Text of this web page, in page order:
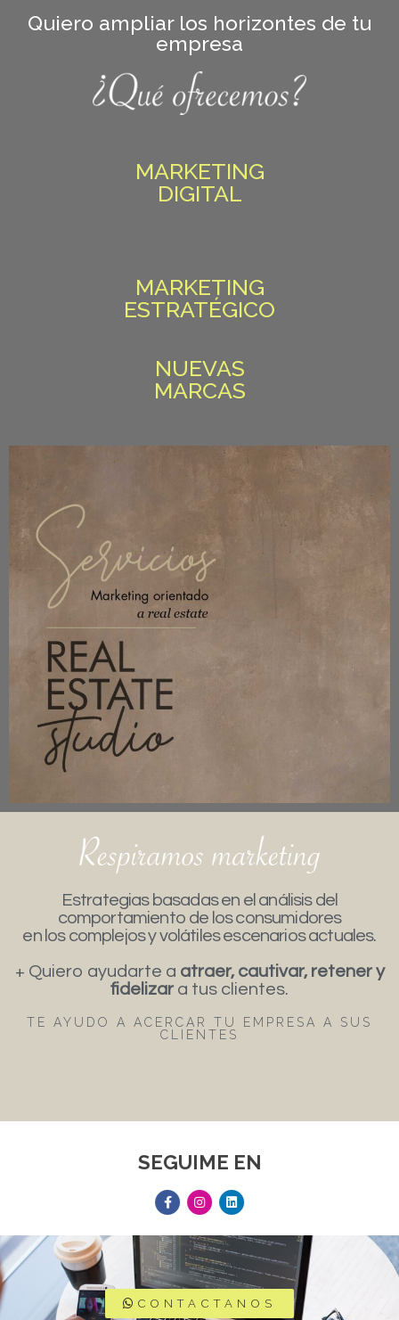
Quiero ampliar los horizontes de tu
empresa
MARKETING
DIGITAL
MARKETING
ESTRATÉGICO
NUEVAS
MARCAS
Estrategias basadas en el análisis del
comportamiento de los consumidores
en los complejos y volátiles escenarios actuales.
+ Quiero ayudarte a atraer, cautivar, retener y
fidelizar a tus clientes.
TE AYUDO A ACERCAR TU EMPRESA A SUS
CLIENTES
SEGUIME EN
CONTACTANOS